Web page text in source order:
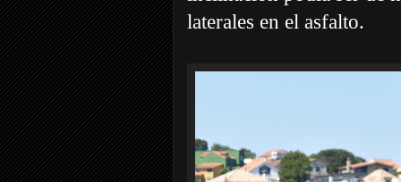
laterales en el asfalto.